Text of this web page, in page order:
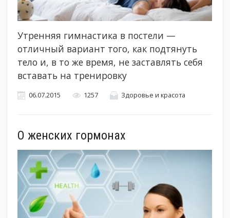
Утренняя гимнастика в постели —
отличный вариант того, как подтянуть
тело и, в то же время, не заставлять себя
вставать на тренировку
06.07.2015 1257 Здоровье и красота
О женских гормонах